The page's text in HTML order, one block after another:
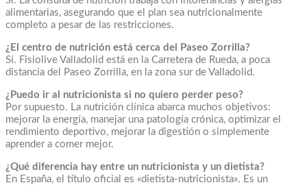
alimentarias, asegurando que el plan sea nutricionalmente
completo a pesar de las restricciones.
¿El centro de nutrición está cerca del Paseo Zorrilla?
Sí. Fisiolive Valladolid está en la Carretera de Rueda, a poca
distancia del Paseo Zorrilla, en la zona sur de Valladolid.
¿Puedo ir al nutricionista si no quiero perder peso?
Por supuesto. La nutrición clínica abarca muchos objetivos:
mejorar la energía, manejar una patología crónica, optimizar el
rendimiento deportivo, mejorar la digestión o simplemente
aprender a comer mejor.
¿Qué diferencia hay entre un nutricionista y un dietista?
En España, el título oficial es «dietista-nutricionista». Es un